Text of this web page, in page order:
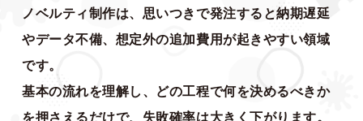
ノベルティ制作は、思いつきで発注すると納期遅延
やデータ不備、想定外の追加費用が起きやすい領域
です。
基本の流れを理解し、どの工程で何を決めるべきか
を押さえるだけで、失敗確率は大きく下がります。